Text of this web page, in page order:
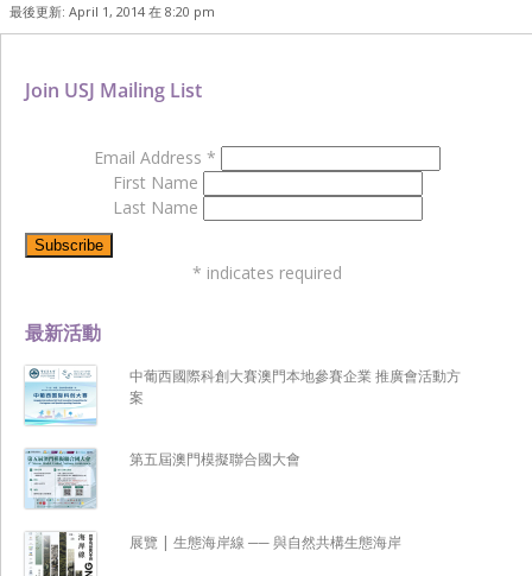
最後更新: April 1, 2014 在 8:20 pm
最新活動
中葡西國際科創大賽澳門本地參賽企業 推廣會活動方
案
第五屆澳門模擬聯合國大會
展覽 | 生態海岸線 ── 與自然共構生態海岸
Join USJ Mailing List
Email Address *
First Name
Last Name
* indicates required